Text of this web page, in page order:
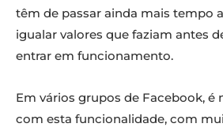
têm de passar ainda mais tempo
igualar valores que faziam antes
entrar em funcionamento.
Em vários grupos de Facebook, é
com esta funcionalidade, com